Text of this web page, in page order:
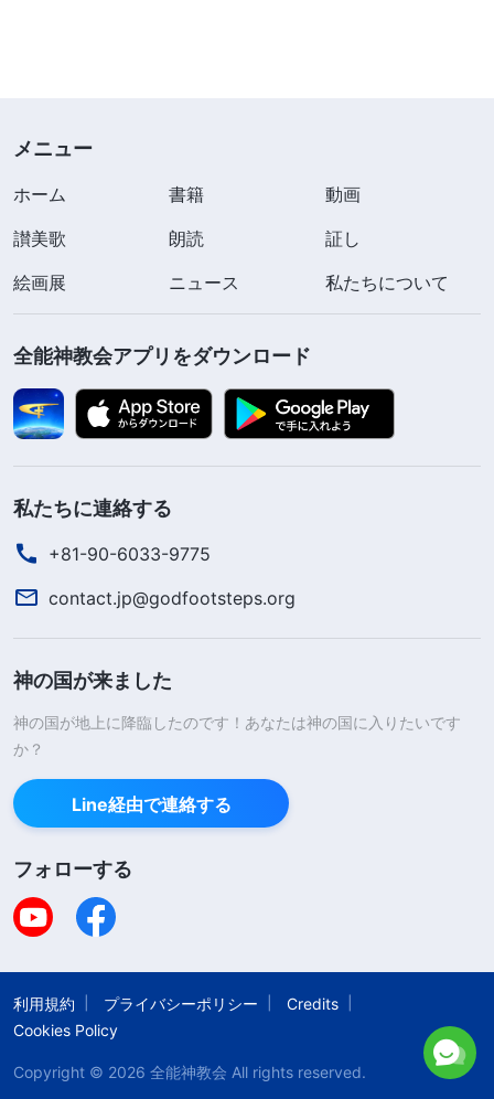
たがたは美しい終着点を確保するために、最後に一
つの努力をするだけでいたいと思っている。あなた
がたの目的は取り引きをすることのみであり、真理
とりわけわたしが支払った代償を償還するためでは
けで、戦う覚悟はない。それがあなたがたの心から
めに食事や睡眠が出来なくなるほど頭脳を苦しめて
はならない。最後にはあなたがたの結末は既に定め
られているというのが本当ではないのか。
ずかしさを感じるとともに、自分の考えと行動を振
り返って、それらが神様が暴かれたものと同じであ
まだ仕事をしながら本分を尽くしていたころのこと
を思い出しました。神様の働きがあと少しで終わり
を迎えると聞いたとき、しばらくのあいだ神様のた
めに費やすことに自分をすっかり捧げさえすれば、
神様の祝福を受け、報いを得られるのだと心の中で
思いました。神様の働きが終わった瞬間、間違いな
く御国に入れるようにと、私は肉体的な快楽を残ら
ず捨てて本分を費やすことに没頭しました。しか
し、さらに七年間の試練を経なければならないと聞
メニュー
ホーム 書籍
動画
讃美歌
朗読
証し
絵画展
ニュース 私たちについて
全能神教会アプリをダウンロード
私たちに連絡する
+81-90-6033-9775
contact.jp@godfootsteps.org
神の国が来ました
神の国が地上に降臨したのです！あなたは神の国に入りたいです
か？
Line経由で連絡する
フォローする
利用規約 プライバシーポリシー
Credits
Cookies Policy
Copyright © 2026 全能神教会 All rights reserved.